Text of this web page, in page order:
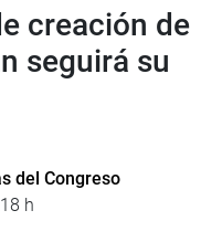
creación de
seguirá su
del Congreso
h